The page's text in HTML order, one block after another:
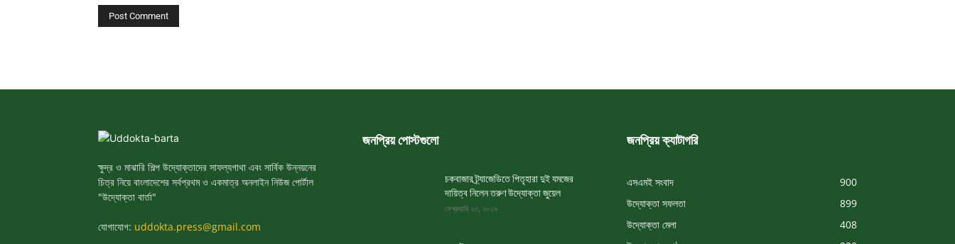
ক্ষুদ্র ও মাঝারি শিল্প উদ্যোক্তাদের সাফল্যগাথা এবং সার্বিক উন্নয়নের
চিত্র নিয়ে বাংলাদেশের সর্বপ্রথম ও একমাত্র অনলাইন নিউজ পোর্টাল
"উদ্যোক্তা বার্তা"
যোগাযোগ: uddokta.press@gmail.com
জনপ্রিয় পোস্টগুলো
চকবাজার ট্র্যাজেডিতে পিতৃহারা দুই যমজের
দায়িত্ব নিলেন তরুণ উদ্যোক্তা জুয়েল
ফেব্রুয়ারি ২৩, ২০১৯
জনপ্রিয় ক্যাটাগরি
এসএমই সংবাদ
900
উদ্যোক্তা সফলতা
899
উদ্যোক্তা মেলা
408